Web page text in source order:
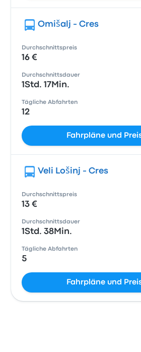
Omišalj - Cres
Durchschnittspreis
16 €
Durchschnittsdauer
1Std. 17Min.
Tägliche Abfahrten
12
Fahrpläne und
Veli Lošinj - Cres
Durchschnittspreis
13 €
Durchschnittsdauer
1Std. 38Min.
Tägliche Abfahrten
5
Fahrpläne und